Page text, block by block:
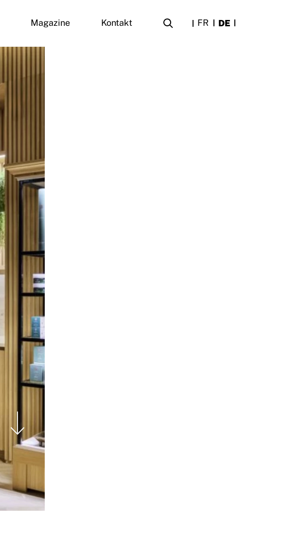
Magazine Kontakt FR DE